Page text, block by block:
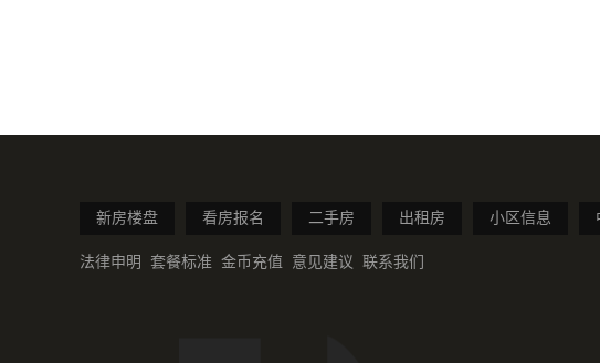
新房楼盘 看房报名 二手房 出租房 小区信息
法律申明 套餐标准 金币充值 意见建议 联系我们